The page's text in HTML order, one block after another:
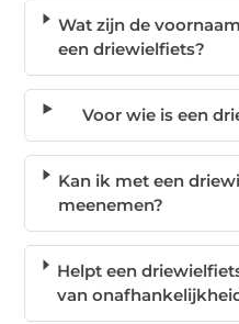
Wat zijn de
een driewielfiets?
Voor wie is een
Kan ik met een
meenemen?
Helpt een
van